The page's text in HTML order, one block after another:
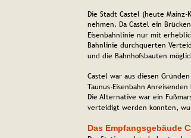
Die Stadt Castel (heute
nehmen. Da Castel ein
Eisenbahnlinie nur mit
Bahnlinie durchquerten
und die Bahnhofsbauten
Castel war aus diesen
Taunus-Eisenbahn
Die Alternative war ein
verteidigt werden konnten,
Das Empfangsgebäude